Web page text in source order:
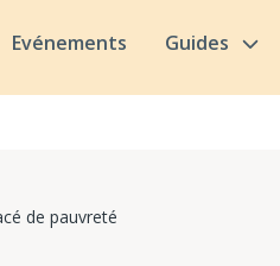
Evénements Guides
de pauvreté